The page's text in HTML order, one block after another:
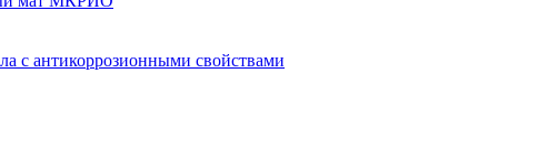
с антикоррозионными свойствами